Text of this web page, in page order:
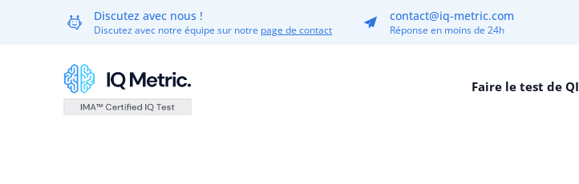
Discutez avec nous !
Discutez avec notre équipe sur notre page de contact
contact@iq-metric.com
Réponse en moins de 24h
Faire le test de QI